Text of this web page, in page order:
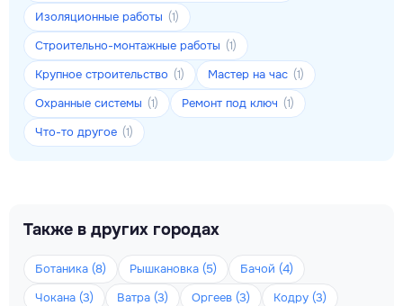
Изоляционные работы (1)
Строительно-монтажные работы (1)
Крупное строительство (1) Мастер на час (1)
Охранные системы (1) Ремонт под ключ (1)
Что-то другое (1)
Также в других городах
Ботаника (8) Рышкановка (5)
Бачой (4)
Чокана (3)
Ватра (3) Оргеев (3)
Кодру (3)